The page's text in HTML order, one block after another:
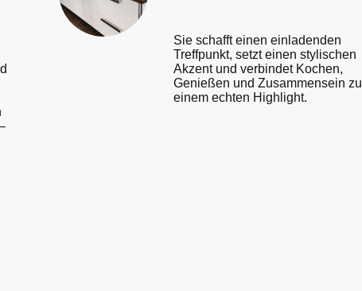
Sie schafft einen einladenden
Treffpunkt, setzt einen stylischen
Akzent und verbindet Kochen,
Genießen und Zusammensein zu
einem echten Highlight.